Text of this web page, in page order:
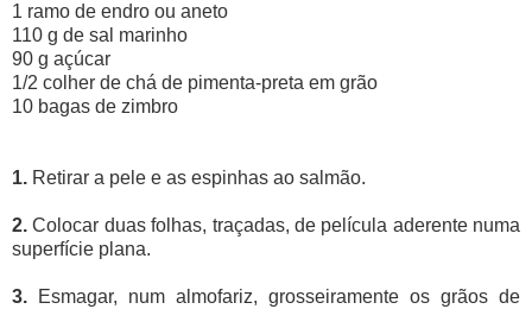
1 ramo de endro ou aneto
110 g de sal marinho
90 g açúcar
1/2 colher de chá de pimenta-preta em grão
10 bagas de zimbro
1. Retirar a pele e as espinhas ao salmão.
2. Colocar duas folhas, traçadas, de película aderente numa
superfície plana.
3. Esmagar, num almofariz, grosseiramente os grãos de